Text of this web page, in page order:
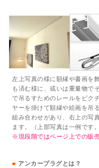
左上写真の様に額縁や書画を
も済む様に、或いは重量物で
で吊るすためのレールをピク
ヤーを掛けて額縁や絵画を吊
組み合わせがあり、右上の写
ます。（上部写真は一例です。
※現段階ではページ上での販
■ アンカープラグとは？